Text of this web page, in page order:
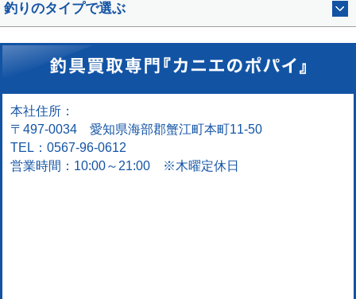
釣りのタイプで選ぶ
本社住所：
〒497-0034 愛知県海部郡蟹江町本町11-50
TEL：0567-96-0612
営業時間：10:00～21:00 ※木曜定休日